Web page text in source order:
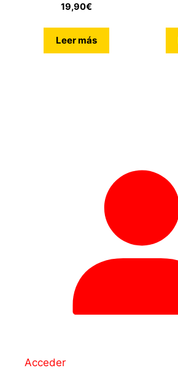
19,90€
Leer más
Acceder